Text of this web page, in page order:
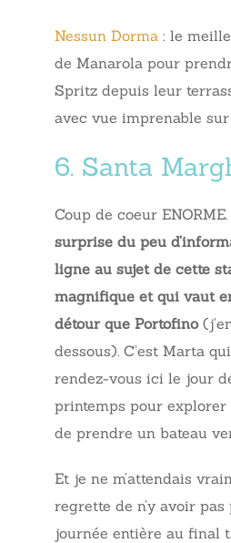
Nessun Dorma : le
de Manarola pour
Spritz depuis leur
avec vue imprenable
6. Santa
Coup de coeur ENORME.
surprise du peu
ligne au sujet de cette
magnifique et qui vaut
détour que Portofino
dessous). C’est Marta
rendez-vous ici le jour
printemps pour
de prendre un bateau
Et je ne m’attendais
regrette de n’y avoir pas
journée entière au final